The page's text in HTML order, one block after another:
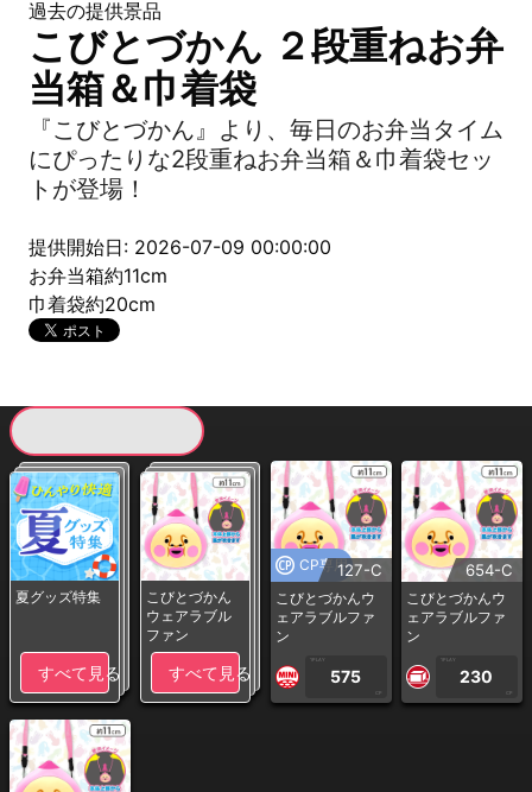
過去の提供景品
こびとづかん ２段重ねお弁
当箱＆巾着袋
『こびとづかん』より、毎日のお弁当タイム
にぴったりな2段重ねお弁当箱＆巾着袋セッ
トが登場！
提供開始日: 2026-07-09 00:00:00
お弁当箱約11cm
巾着袋約20cm
夏グッズ特集
すべて見る
こびとづかん
ウェアラブル
ファン
すべて見る
CP専用127-C
こびとづかんウ
ェアラブルファ
ン
1PLAY
575
CP
654-C
こびとづかんウ
ェアラブルファ
ン
1PLAY
230
CP